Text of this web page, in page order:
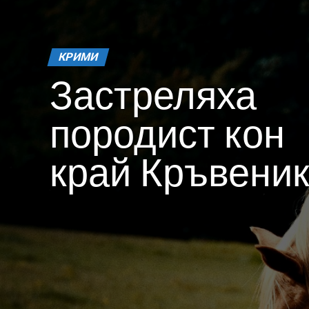
КРИМИ
Застреляха
породист кон
край Кръвеник